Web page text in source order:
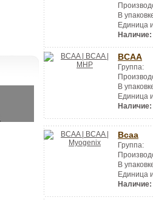
В
Единица
Наличие:
BCAA
Группа:
В
Единица
Наличие:
Bcaa
Группа:
В
Единица
Наличие: